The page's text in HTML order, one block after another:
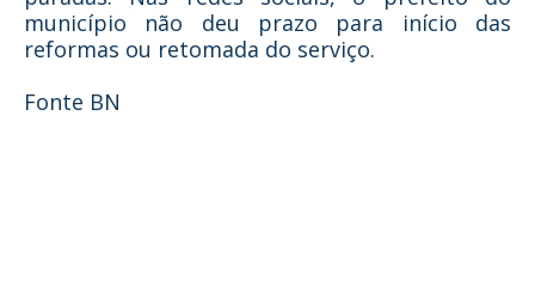
município não deu prazo para início das
reformas ou retomada do serviço.
Fonte BN